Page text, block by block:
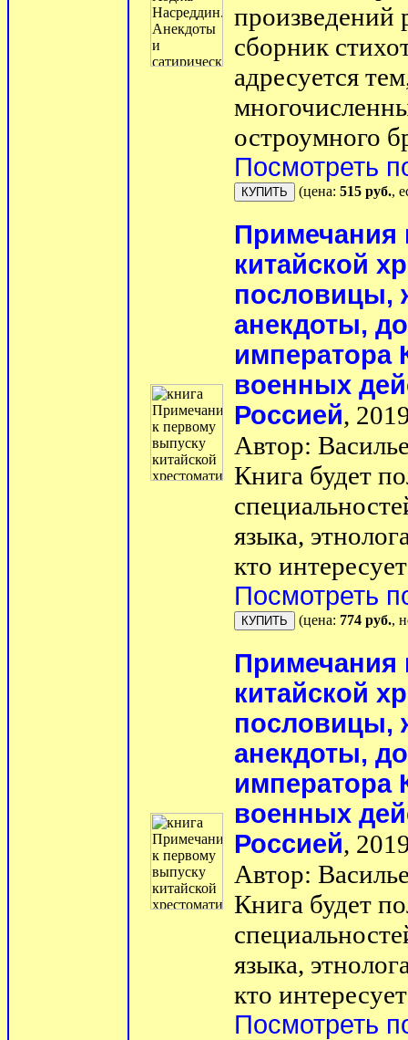
сборник
адресуется
остроумного
Посмотреть
(цена: 515 руб.,
Примечания
китайской
пословицы,
анекдоты,
императора
военных
Россией,
Автор:
Книга будет
языка,
кто
Посмотреть
(цена: 774 руб.,
Примечания
китайской
пословицы,
анекдоты,
императора
военных
Россией,
Автор:
Книга будет
языка,
кто
Посмотреть